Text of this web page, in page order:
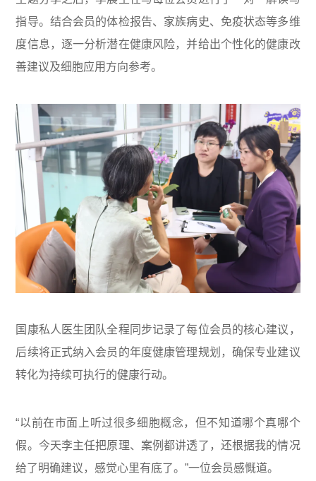
指导。结合会员的体检报告、家族病史、免疫状态等多维
度信息，逐一分析潜在健康风险，并给出个性化的健康改
善建议及细胞应用方向参考。
国康私人医生团队全程同步记录了每位会员的核心建议，
后续将正式纳入会员的年度健康管理规划，确保专业建议
转化为持续可执行的健康行动。
“以前在市面上听过很多细胞概念，但不知道哪个真哪个
假。今天李主任把原理、案例都讲透了，还根据我的情况
给了明确建议，感觉心里有底了。”一位会员感慨道。